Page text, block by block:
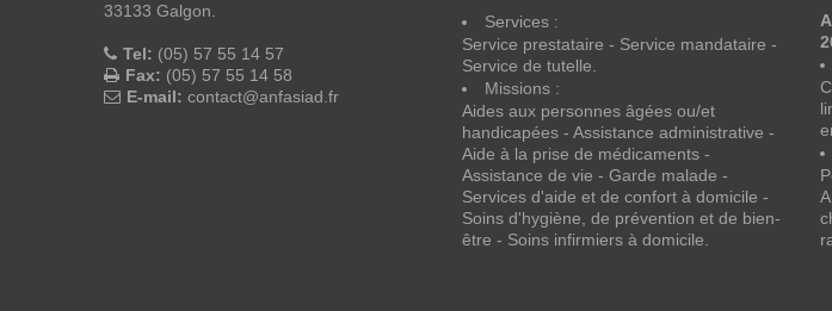
33133 Galgon.
Tel: (05) 57 55 14 57
Fax: (05) 57 55 14 58
E-mail: contact@anfasiad.fr
Services :
Service prestataire - Service mandataire -
Service de tutelle.
Missions :
Aides aux personnes âgées ou/et
handicapées - Assistance administrative -
Aide à la prise de médicaments -
Assistance de vie - Garde malade -
Services d'aide et de confort à domicile -
Soins d'hygiène, de prévention et de bien-
être - Soins infirmiers à domicile.